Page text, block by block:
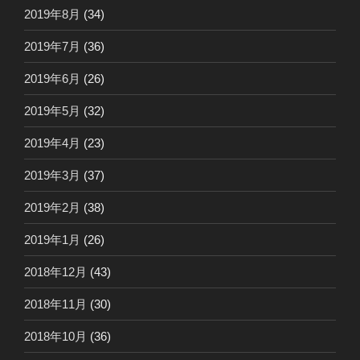
2019年8月 (34)
2019年7月 (36)
2019年6月 (26)
2019年5月 (32)
2019年4月 (23)
2019年3月 (37)
2019年2月 (38)
2019年1月 (26)
2018年12月 (43)
2018年11月 (30)
2018年10月 (36)